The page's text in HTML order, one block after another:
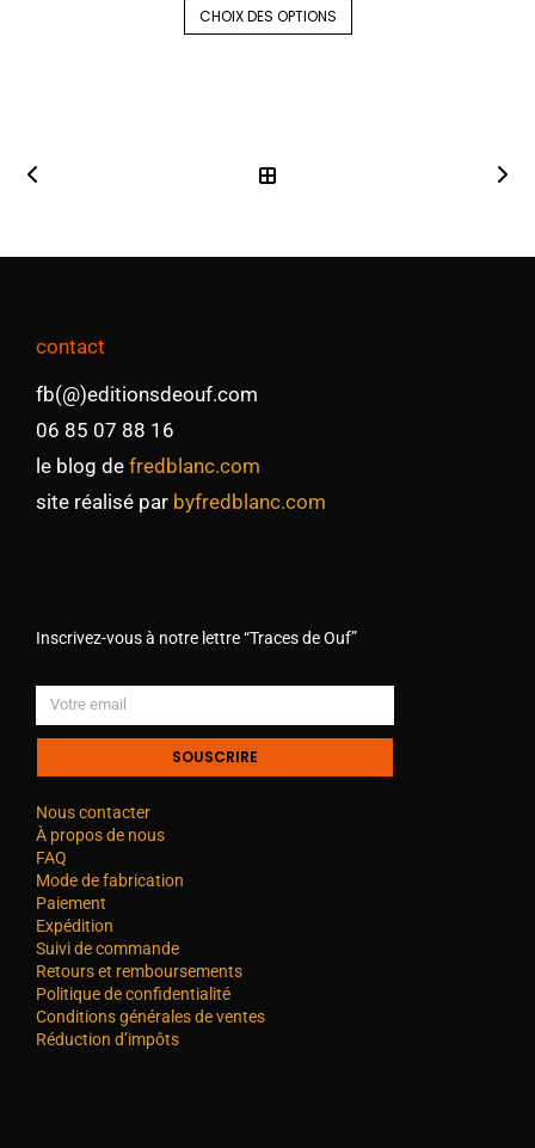
CHOIX DES OPTIONS
contact
fb(@)editionsdeouf.com
06 85 07 88 16
le blog de fredblanc.com
site réalisé par byfredblanc.com
Inscrivez-vous à notre lettre “Traces de Ouf”
SOUSCRIRE
Nous contacter
À propos de nous
FAQ
Mode de fabrication
Paiement
Expédition
Suivi de commande
Retours et remboursements
Politique de confidentialité
Conditions générales de ventes
Réduction d’impôts